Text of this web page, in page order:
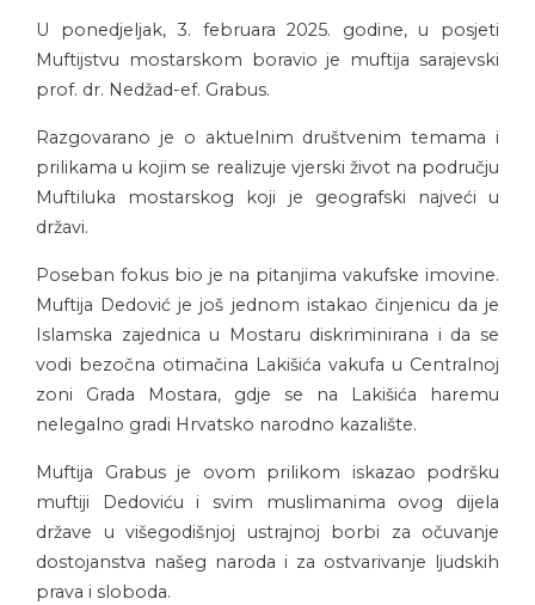
U ponedjeljak, 3. februara 2025. godine, u posjeti
Muftijstvu mostarskom boravio je muftija sarajevski
prof. dr. Nedžad-ef. Grabus.
Razgovarano je o aktuelnim društvenim temama i
prilikama u kojim se realizuje vjerski život na području
Muftiluka mostarskog koji je geografski najveći u
državi.
Poseban fokus bio je na pitanjima vakufske imovine.
Muftija Dedović je još jednom istakao činjenicu da je
Islamska zajednica u Mostaru diskriminirana i da se
vodi bezočna otimačina Lakišića vakufa u Centralnoj
zoni Grada Mostara, gdje se na Lakišića haremu
nelegalno gradi Hrvatsko narodno kazalište.
Muftija Grabus je ovom prilikom iskazao podršku
muftiji Dedoviću i svim muslimanima ovog dijela
države u višegodišnjoj ustrajnoj borbi za očuvanje
dostojanstva našeg naroda i za ostvarivanje ljudskih
prava i sloboda.